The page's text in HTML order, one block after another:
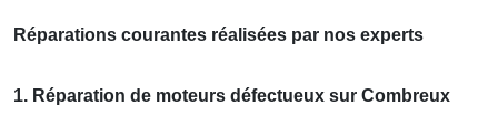
Réparations courantes réalisées par nos experts
1. Réparation de moteurs défectueux sur Combreux